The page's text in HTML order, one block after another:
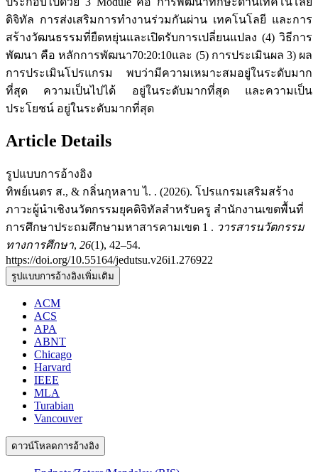
ดิจิทัล การส่งเสริมการทำงานร่วมกันผ่าน เทคโนโลยี และการ
สร้างวัฒนธรรมที่ยืดหยุ่นและเปิดรับการเปลี่ยนแปลง (4) วิธีการ
พัฒนา คือ หลักการพัฒนา70:20:10และ (5) การประเมินผล 3) ผล
การประเมินโปรแกรม พบว่ามีความเหมาะสมอยู่ในระดับมาก
ที่สุด ความเป็นไปได้ อยู่ในระดับมากที่สุด และความเป็น
ประโยชน์ อยู่ในระดับมากที่สุด
Article Details
รูปแบบการอ้างอิง
ทิพย์เนตร ส., & กลิ่นกุหลาบ ไ. . (2026). โปรแกรมเสริมสร้าง
ภาวะผู้นำเชิงนวัตกรรมยุคดิจิทัลสำหรับครู สำนักงานเขตพื้นที่
การศึกษาประถมศึกษามหาสารคามเขต 1 . วารสารนวัตกรรม
ทางการศึกษา, 26(1), 42–54.
https://doi.org/10.55164/jedutsu.v26i1.276922
รูปแบบการอ้างอิงเพิ่มเติม
ACM
ACS
APA
ABNT
Chicago
Harvard
IEEE
MLA
Turabian
Vancouver
ดาวน์โหลดการอ้างอิง